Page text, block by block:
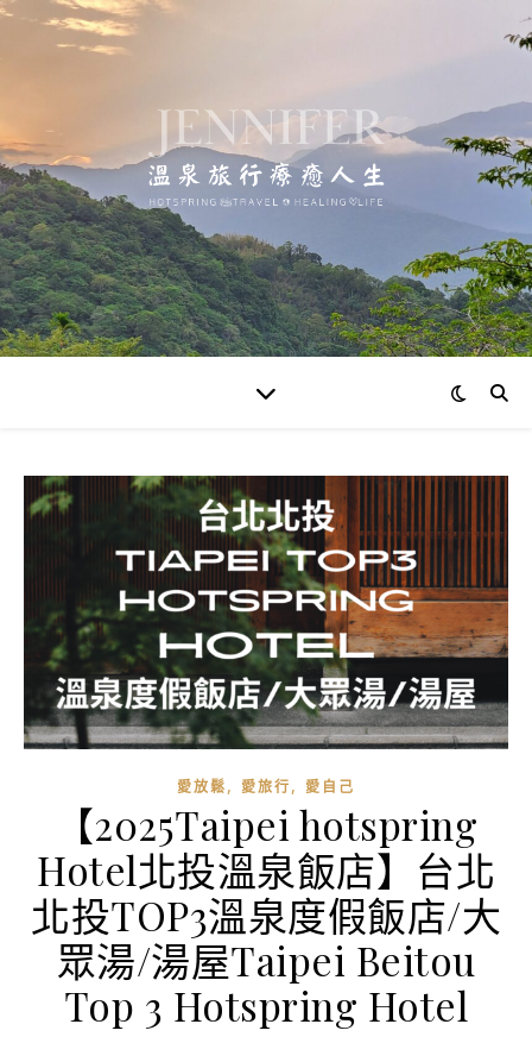
愛放鬆, 愛旅行, 愛自己
【2025Taipei hotspring
Hotel北投溫泉飯店】台北
北投TOP3溫泉度假飯店/大
眾湯/湯屋Taipei Beitou
Top 3 Hotspring Hotel